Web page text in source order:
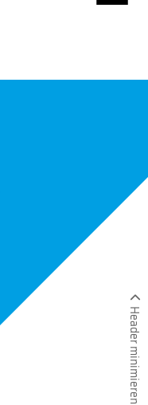
Header minimieren